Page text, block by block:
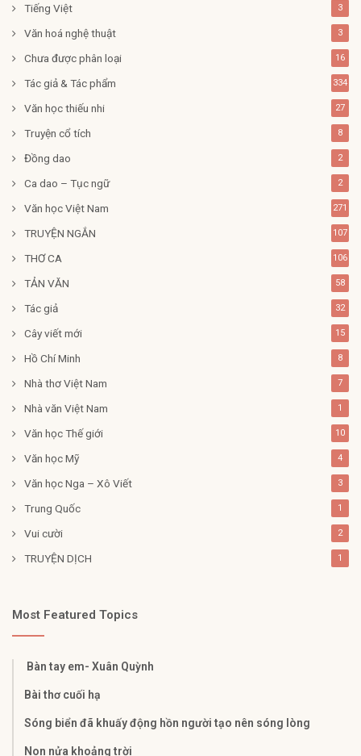
Tiếng Việt 3
Văn hoá nghệ thuật 3
Chưa được phân loại 16
Tác giả & Tác phẩm 334
Văn học thiếu nhi 27
Truyện cổ tích 8
Đồng dao 2
Ca dao – Tục ngữ 2
Văn học Việt Nam 271
TRUYỆN NGẮN 107
THƠ CA 106
TẢN VĂN 58
Tác giả 32
Cây viết mới 15
Hồ Chí Minh 8
Nhà thơ Việt Nam 7
Nhà văn Việt Nam 1
Văn học Thế giới 10
Văn học Mỹ 4
Văn học Nga – Xô Viết 3
Trung Quốc 1
Vui cười 2
TRUYỆN DỊCH 1
Most Featured Topics
Bàn tay em- Xuân Quỳnh
Bài thơ cuối hạ
Sóng biển đã khuấy động hồn người tạo nên sóng lòng
Non nửa khoảng trời